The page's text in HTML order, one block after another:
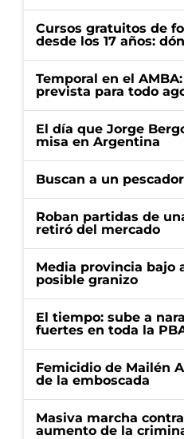
Cursos gratuitos de
desde los 17 años:
Temporal en el
prevista para todo
El día que Jorge
misa en Argentina
Buscan a un
Roban partidas de
retiró del mercado
Media provincia bajo
posible granizo
El tiempo: sube a
fuertes en toda la
Femicidio de Mailén
de la emboscada
Masiva marcha
aumento de la